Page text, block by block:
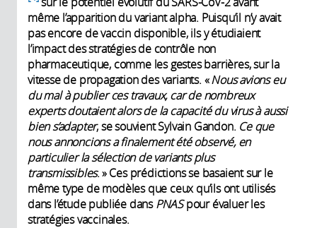
external)
même l’apparition du variant alpha. Puisqu’il n’y avait
pas encore de vaccin disponible, ils y étudiaient
l’impact des stratégies de contrôle non
pharmaceutique, comme les gestes barrières, sur la
vitesse de propagation des variants. «Nous avions eu
du mal à publier ces travaux, car de nombreux
experts doutaient alors de la capacité du virus à aussi
bien s’adapter, se souvient Sylvain Gandon. Ce que
nous annoncions a finalement été observé, en
particulier la sélection de variants plus
transmissibles. » Ces prédictions se basaient sur le
même type de modèles que ceux qu’ils ont utilisés
dans l’étude publiée dansPNASpour évaluer les
stratégies vaccinales.